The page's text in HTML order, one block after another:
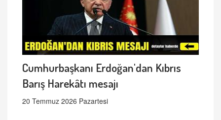
Cumhurbaşkanı Erdoğan'dan Kıbrıs
Barış Harekâtı mesajı
20 Temmuz 2026 Pazartesi